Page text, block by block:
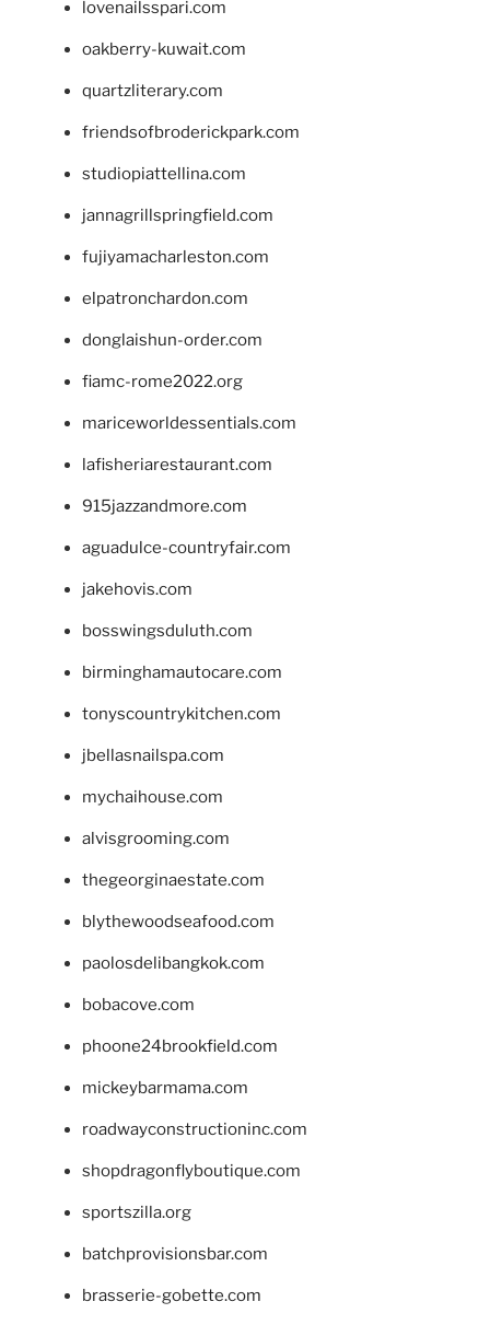
lovenailsspari.com
oakberry-kuwait.com
quartzliterary.com
friendsofbroderickpark.com
studiopiattellina.com
jannagrillspringfield.com
fujiyamacharleston.com
elpatronchardon.com
donglaishun-order.com
fiamc-rome2022.org
mariceworldessentials.com
lafisheriarestaurant.com
915jazzandmore.com
aguadulce-countryfair.com
jakehovis.com
bosswingsduluth.com
birminghamautocare.com
tonyscountrykitchen.com
jbellasnailspa.com
mychaihouse.com
alvisgrooming.com
thegeorginaestate.com
blythewoodseafood.com
paolosdelibangkok.com
bobacove.com
phoone24brookfield.com
mickeybarmama.com
roadwayconstructioninc.com
shopdragonflyboutique.com
sportszilla.org
batchprovisionsbar.com
brasserie-gobette.com